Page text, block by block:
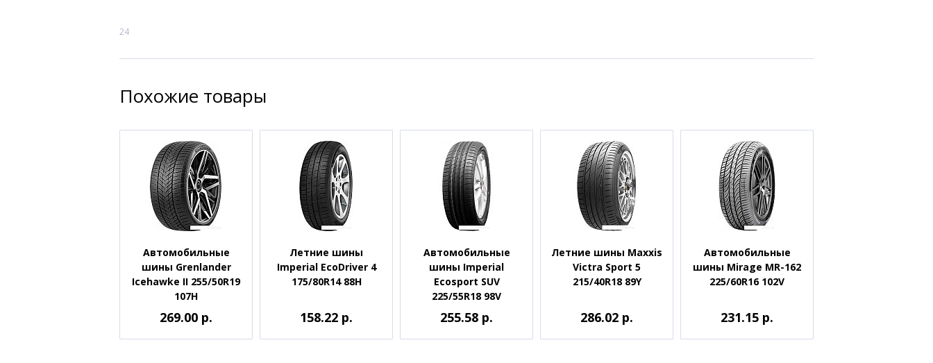
24
Похожие товары
Автомобильные
шины Grenlander
Icehawke II 255/50R19
107H
269.00 р.
Летние шины
Imperial EcoDriver 4
175/80R14 88H
158.22 р.
Автомобильные
шины Imperial
Ecosport SUV
225/55R18 98V
255.58 р.
Летние шины Maxxis
Victra Sport 5
215/40R18 89Y
286.02 р.
Автомобильные
шины Mirage MR-162
225/60R16 102V
231.15 р.